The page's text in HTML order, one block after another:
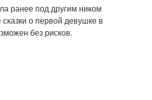
ранее под другим ником
о первой девушке в
без рисков.